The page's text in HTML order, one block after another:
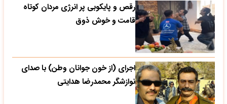
رقص و پایکوبی پر انرژی مردان کوتاه
قامت و خوش ذوق
اجرای (از خون جوانان وطن) با صدای
نوازشگر محمدرضا هدایتی